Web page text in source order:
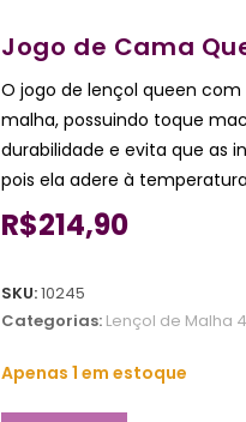
Jogo de Cama
O jogo de lençol queen
malha, possuindo toque
durabilidade e evita que as
pois ela adere à
R$214,90
SKU:10245
Categorias: Lençol de Malha
Apenas 1 em estoque